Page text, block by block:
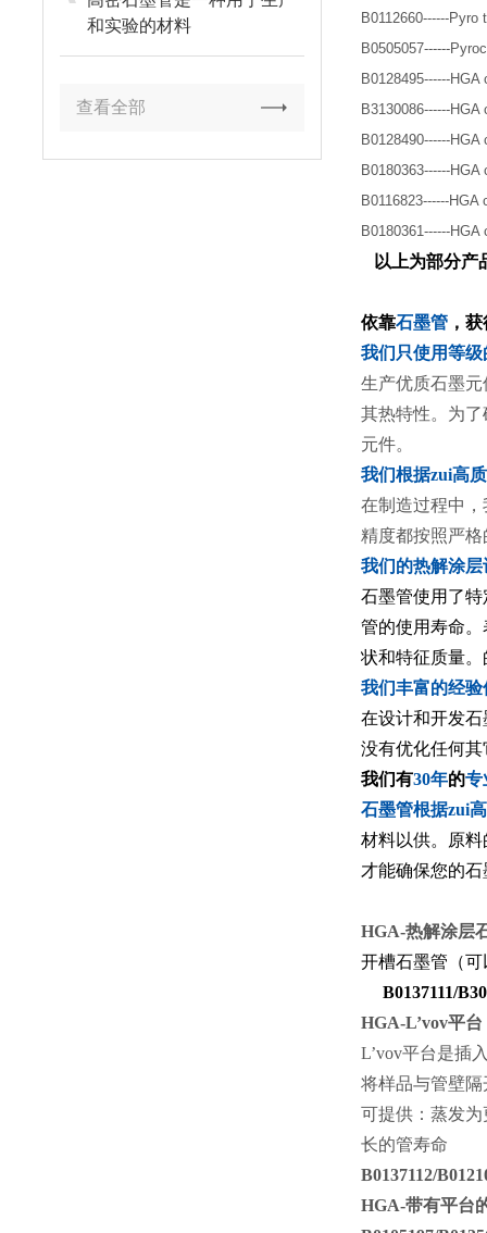
和实验的材料
查看全部
B0112660------Pyro
B0505057------
B0128495------HGA
B3130086------HGA
B0128490------
B0180363------
B0116823------
B0180361------
以上为部分产
依靠石墨管 ，
我们只
生产优质石墨
其热特性。为
元件。
我们根据
在制造过程中
精度都按照严
我们的热
石墨管使用了
管的使用寿命
状和特征质量
我们丰
在设计和开发
没有优化任何
我们有30年的专
石墨管根据zui
材料以供。原
才能确保您的
HGA-热解涂
开槽石墨管（可
B0137111/
HGA-L’vov平
L’vov平台是插
将样品与管壁
可提供：蒸发
长的管寿命
B0137112/
HGA-带有平台